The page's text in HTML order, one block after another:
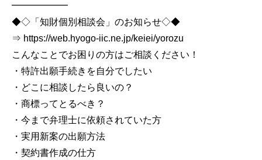
━━━━━━
◆◇「知財個別相談会」のお知らせ◇◆
⇒ https://web.hyogo-iic.ne.jp/keiei/yorozu
こんなことでお困りの方はご相談ください！
・特許出願手続きを自分でしたい
・どこに相談したら良いの？
・商標ってとるべき？
・今まで弁理士に依頼されていた方
・実用新案の出願方法
・契約書作成の仕方